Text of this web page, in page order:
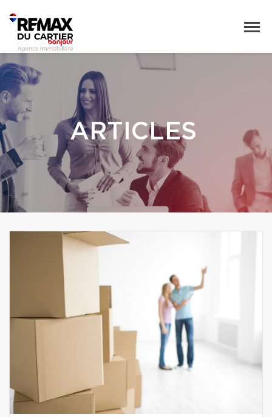
ARTICLES